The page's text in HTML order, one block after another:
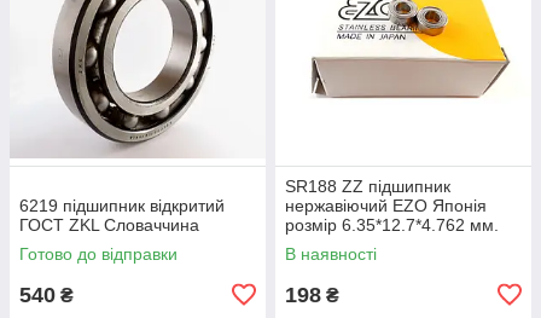
6219 підшипник відкритий
ГОСТ ZKL Словаччина
Готово до відправки
540 ₴
SR188 ZZ підшипник
нержавіючий EZO Японія
розмір 6.35*12.7*4.762 мм.
В наявності
198 ₴